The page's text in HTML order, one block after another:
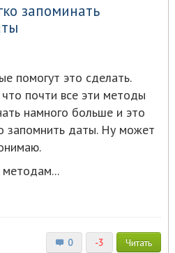
запоминать
помогут это сделать.
почти все эти методы
намного больше и это
запомнить даты. Ну может
методам...
0 -3 Читать